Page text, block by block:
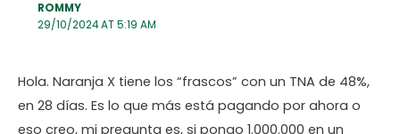
ROMMY
29/10/2024 AT 5:19 AM
Hola. Naranja X tiene los “frascos” con un TNA de 48%,
en 28 días. Es lo que más está pagando por ahora o
eso creo, mi pregunta es, si pongo 1.000.000 en un